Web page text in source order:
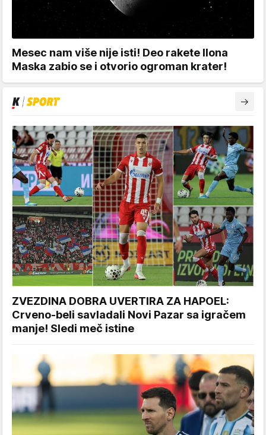
Mesec nam više nije isti! Deo rakete Ilona
Maska zabio se i otvorio ogroman krater!
ZVEZDINA DOBRA UVERTIRA ZA HAPOEL:
Crveno-beli savladali Novi Pazar sa igračem
manje! Sledi meč istine